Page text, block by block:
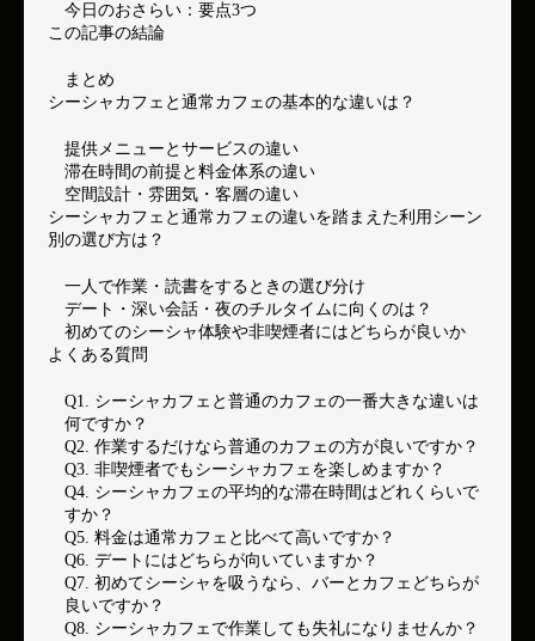
今日のおさらい：要点3つ
この記事の結論
まとめ
シーシャカフェと通常カフェの基本的な違いは？
提供メニューとサービスの違い
滞在時間の前提と料金体系の違い
空間設計・雰囲気・客層の違い
シーシャカフェと通常カフェの違いを踏まえた利用シーン
別の選び方は？
一人で作業・読書をするときの選び分け
デート・深い会話・夜のチルタイムに向くのは？
初めてのシーシャ体験や非喫煙者にはどちらが良いか
よくある質問
Q1. シーシャカフェと普通のカフェの一番大きな違いは
何ですか？
Q2. 作業するだけなら普通のカフェの方が良いですか？
Q3. 非喫煙者でもシーシャカフェを楽しめますか？
Q4. シーシャカフェの平均的な滞在時間はどれくらいで
すか？
Q5. 料金は通常カフェと比べて高いですか？
Q6. デートにはどちらが向いていますか？
Q7. 初めてシーシャを吸うなら、バーとカフェどちらが
良いですか？
Q8. シーシャカフェで作業しても失礼になりませんか？